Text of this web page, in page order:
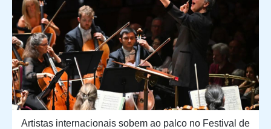
Artistas internacionais sobem ao palco no Festival de